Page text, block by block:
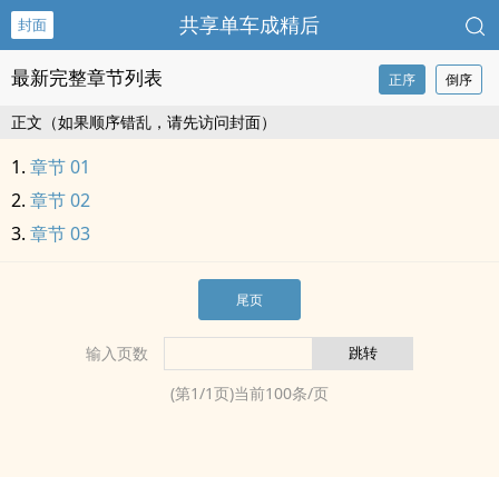
封面 共享单车成精后
最新完整章节列表 正序 倒序
正文（如果顺序错乱，请先访问封面）
章节 01
章节 02
章节 03
尾页
输入页数
(第1/1页)当前100条/页